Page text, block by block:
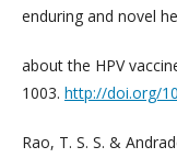
enduring and novel
about the HPV
1003. http://doi.org/
Rao, T. S. S. &